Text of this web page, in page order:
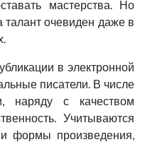
мастерства. Но
талант очевиден даже в
в электронной
писатели. В числе
наряду с качеством
Учитываются
формы произведения,